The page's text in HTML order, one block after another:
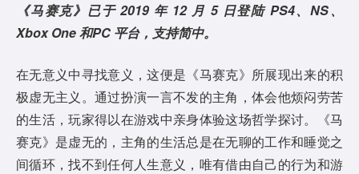
《马赛克》已于 2019 年 12 月 5 日登陆 PS4、NS、
Xbox One 和PC 平台，支持简中。
在无意义中寻找意义，这便是《马赛克》所展现出来的积
极虚无主义。通过扮演一言不发的主角，体会他烦闷劳苦
的生活，玩家得以在游戏中亲身体验这场哲学探讨。《马
赛克》是虚无的，主角的生活总是在无聊的工作和睡觉之
间循环，找不到任何人生意义，唯有借由自己的行为和游